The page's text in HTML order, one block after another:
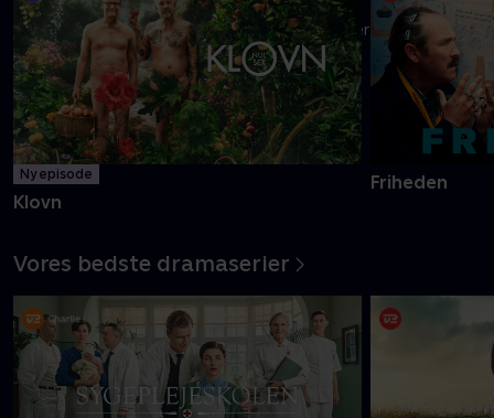
Danmarks pinligste makkerpar Frank og Casper navigerer livet
med tvivlsom succes
Mere info
Ny episode
Klovn
Friheden
Vores bedste dramaserier